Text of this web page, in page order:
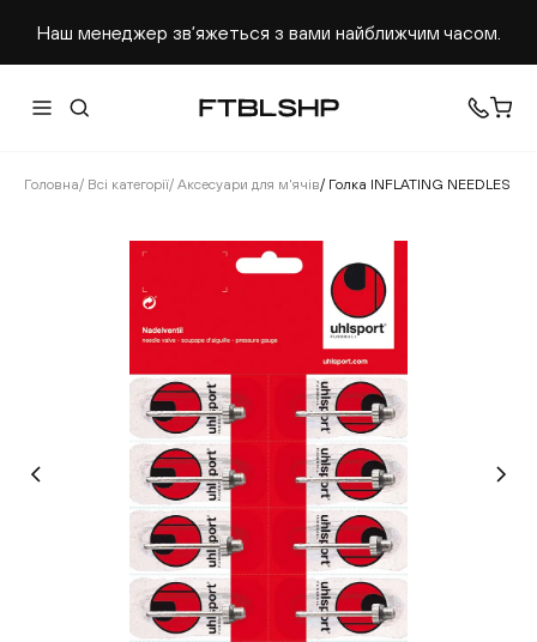
Наш менеджер звʼяжеться з вами найближчим часом.
Головна/ Всі категорії/ Аксесуари для м'ячів/ Голка INFLATING NEEDLES